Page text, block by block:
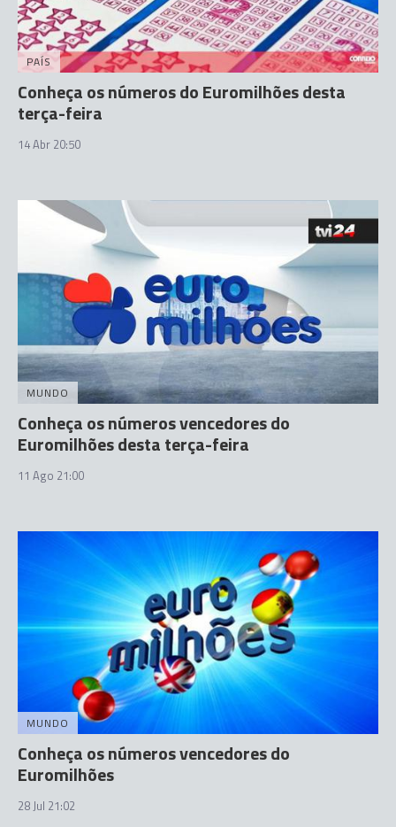
PAÍS
Conheça os números do Euromilhões desta
terça-feira
14 Abr 20:50
MUNDO
Conheça os números vencedores do
Euromilhões desta terça-feira
11 Ago 21:00
MUNDO
Conheça os números vencedores do
Euromilhões
28 Jul 21:02